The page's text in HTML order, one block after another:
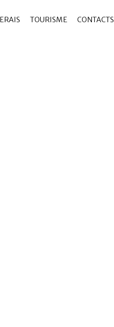
TOURISME CONTACTS